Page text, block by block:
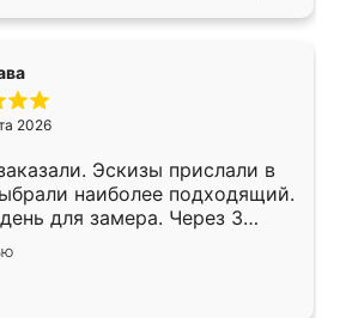
2026
Эскизы прислали в
наиболее подходящий.
для замера. Через 3
уже готова. Остались
Спасибо Ренессанс
работу!